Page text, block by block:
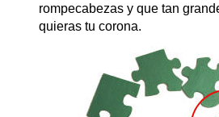
rompecabezas y que tan
quieras tu corona.